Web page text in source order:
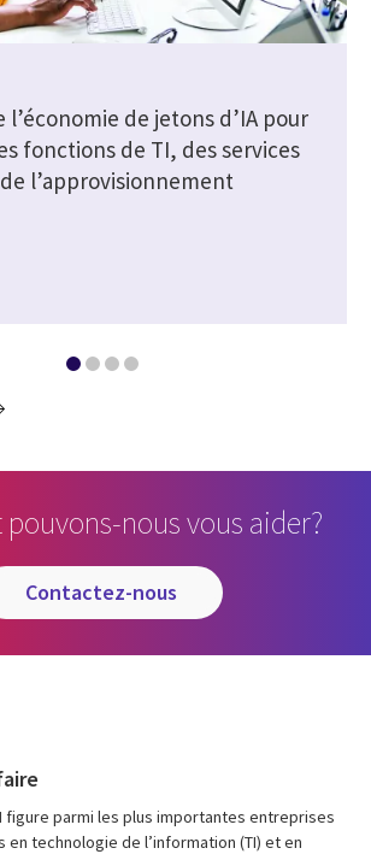
l’économie de jetons d’IA pour
fonctions de TI, des services
l’approvisionnement
nous vous aider?
contactez-nous
figure parmi les plus importantes entreprises
technologie de l’information (TI) et en